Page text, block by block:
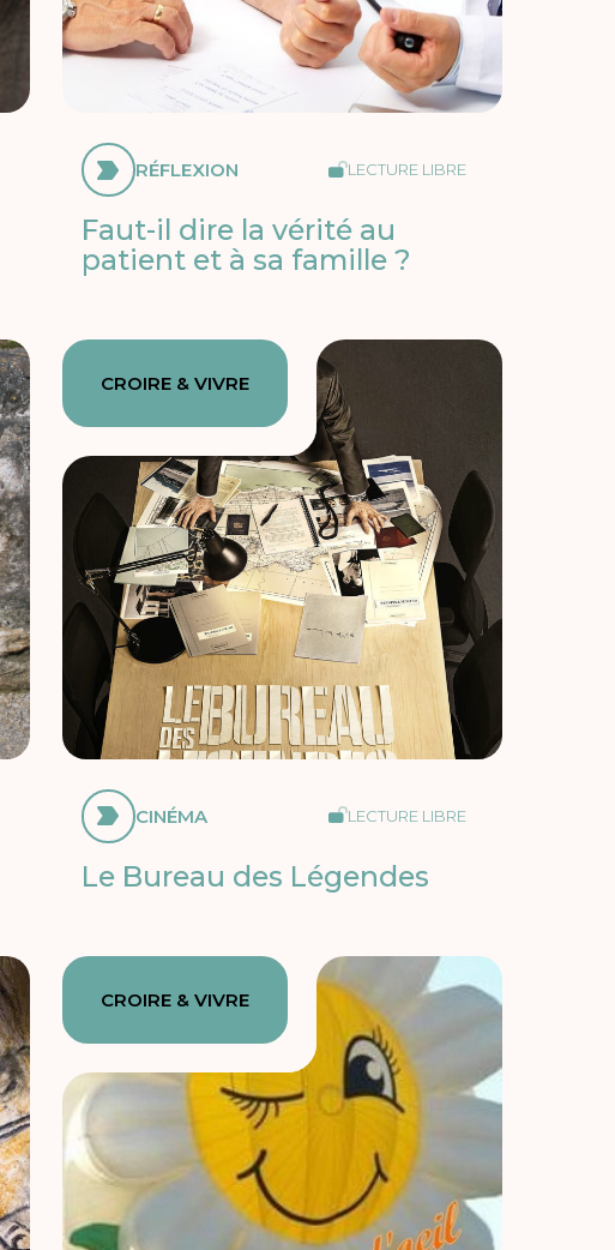
RÉFLEXION LECTURE LIBRE
Faut-il dire la vérité au
patient et à sa famille ?
CROIRE & VIVRE
CINÉMA LECTURE LIBRE
Le Bureau des Légendes
CROIRE & VIVRE